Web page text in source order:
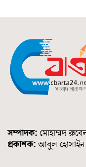
সম্পাদক: মোহাম্মদ
প্রকাশক:আবুল হোসাইন